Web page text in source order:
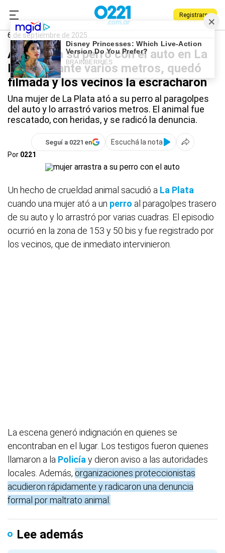
Registrarse
0221.com.ar Policiales
6 de septiembre de 2025
Arrastró a su perro con el auto en La
Plata durante varios metros, quedó
filmada y los vecinos la escracharon
Una mujer de La Plata ató a su perro al paragolpes
del auto y lo arrastró varios metros. El animal fue
rescatado, con heridas, y se radicó la denuncia.
Seguí a 0221 en
Escuchá la nota
Por 0221
Un hecho de crueldad animal sacudió a La Plata
cuando una mujer ató a un perro al paragolpes trasero
de su auto y lo arrastró por varias cuadras. El episodio
ocurrió en la zona de 153 y 50 bis y fue registrado por
los vecinos, que de inmediato intervinieron.
La escena generó indignación en quienes se
encontraban en el lugar. Los testigos fueron quienes
llamaron a la Policía y dieron aviso a las autoridades
locales. Además, organizaciones proteccionistas
acudieron rápidamente y radicaron una denuncia
formal por maltrato animal.
Lee además